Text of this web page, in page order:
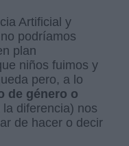
Artificial y
podríamos
plan
niños fuimos y
pero, a lo
de género o
diferencia) nos
de hacer o decir